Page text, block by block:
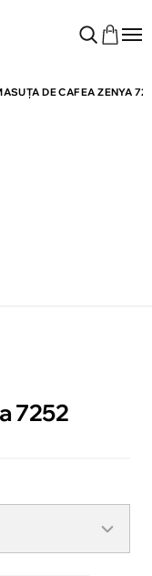
DE CAFEA ZENYA
7252